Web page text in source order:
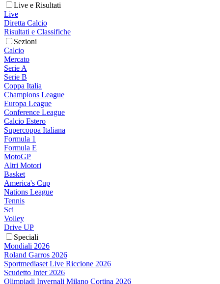
Live e Risultati
Live
Diretta Calcio
Risultati e Classifiche
Sezioni
Calcio
Mercato
Serie A
Serie B
Coppa Italia
Champions League
Europa League
Conference League
Calcio Estero
Supercoppa Italiana
Formula 1
Formula E
MotoGP
Altri Motori
Basket
America's Cup
Nations League
Tennis
Sci
Volley
Drive UP
Speciali
Mondiali 2026
Roland Garros 2026
Sportmediaset Live Riccione 2026
Scudetto Inter 2026
Olimpiadi Invernali Milano Cortina 2026